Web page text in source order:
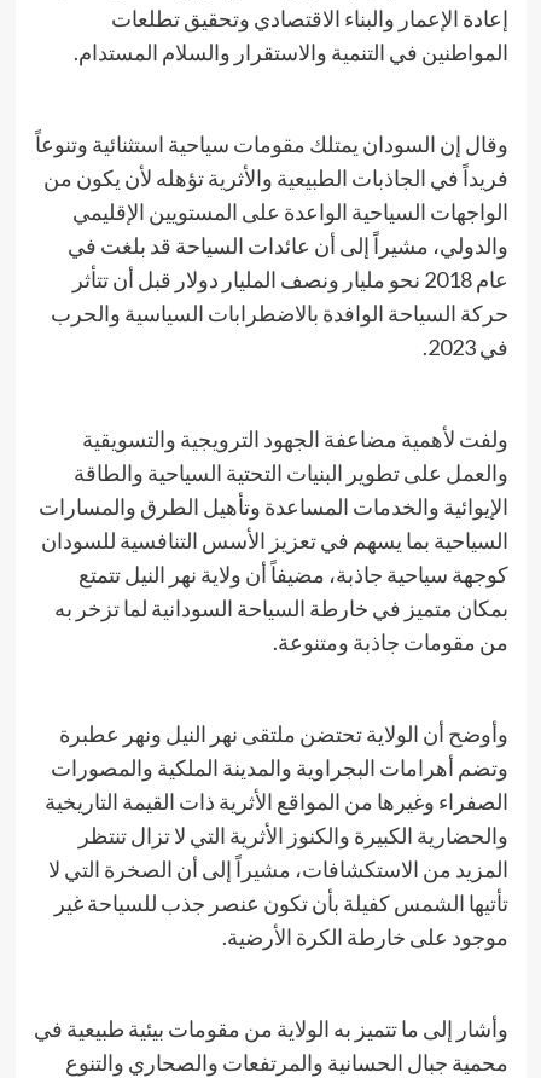
إعادة الإعمار والبناء الاقتصادي وتحقيق تطلعات
المواطنين في التنمية والاستقرار والسلام المستدام.
​وقال إن السودان يمتلك مقومات سياحية استثنائية وتنوعاً
فريداً في الجاذبات الطبيعية والأثرية تؤهله لأن يكون من
الواجهات السياحية الواعدة على المستويين الإقليمي
والدولي، مشيراً إلى أن عائدات السياحة قد بلغت في
عام 2018 نحو مليار ونصف المليار دولار قبل أن تتأثر
حركة السياحة الوافدة بالاضطرابات السياسية والحرب
في 2023.
​ولفت لأهمية مضاعفة الجهود الترويجية والتسويقية
والعمل على تطوير البنيات التحتية السياحية والطاقة
الإيوائية والخدمات المساعدة وتأهيل الطرق والمسارات
السياحية بما يسهم في تعزيز الأسس التنافسية للسودان
كوجهة سياحية جاذبة، مضيفاً أن ولاية نهر النيل تتمتع
بمكان متميز في خارطة السياحة السودانية لما تزخر به
من مقومات جاذبة ومتنوعة.
​وأوضح أن الولاية تحتضن ملتقى نهر النيل ونهر عطبرة
وتضم أهرامات البجراوية والمدينة الملكية والمصورات
الصفراء وغيرها من المواقع الأثرية ذات القيمة التاريخية
والحضارية الكبيرة والكنوز الأثرية التي لا تزال تنتظر
المزيد من الاستكشافات، مشيراً إلى أن الصخرة التي لا
تأتيها الشمس كفيلة بأن تكون عنصر جذب للسياحة غير
موجود على خارطة الكرة الأرضية.
​وأشار إلى ما تتميز به الولاية من مقومات بيئية طبيعية في
محمية جبال الحسانية والمرتفعات والصحاري والتنوع